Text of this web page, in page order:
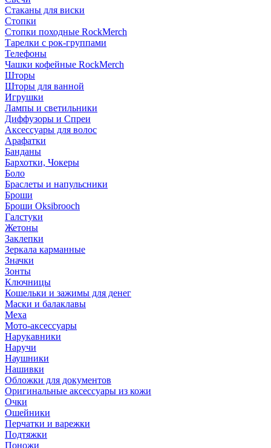
Стаканы для виски
Стопки
Стопки походные RockMerch
Тарелки с рок-группами
Телефоны
Чашки кофейные RockMerch
Шторы
Шторы для ванной
Игрушки
Лампы и светильники
Диффузоры и Спреи
Аксессуары для волос
Арафатки
Банданы
Бархотки, Чокеры
Боло
Браслеты и напульсники
Броши
Броши Oksibrooch
Галстуки
Жетоны
Заклепки
Зеркала карманные
Значки
Зонты
Ключницы
Кошельки и зажимы для денег
Маски и балаклавы
Меха
Мото-аксессуары
Нарукавники
Наручи
Наушники
Нашивки
Обложки для документов
Оригинальные аксессуары из кожи
Очки
Ошейники
Перчатки и варежки
Подтяжки
Поножи